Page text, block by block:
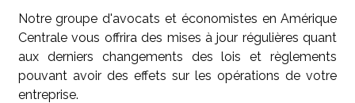
Notre groupe d'avocats et économistes en Amérique
Centrale vous offrira des mises à jour régulières quant
aux derniers changements des lois et règlements
pouvant avoir des effets sur les opérations de votre
entreprise.